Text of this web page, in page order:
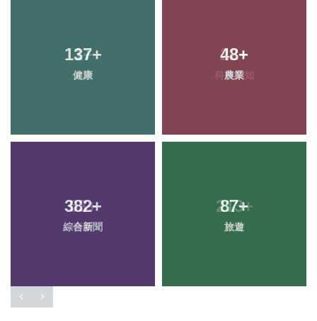
137+
健康
48+
農業
382+
綜合新聞
87+
旅遊